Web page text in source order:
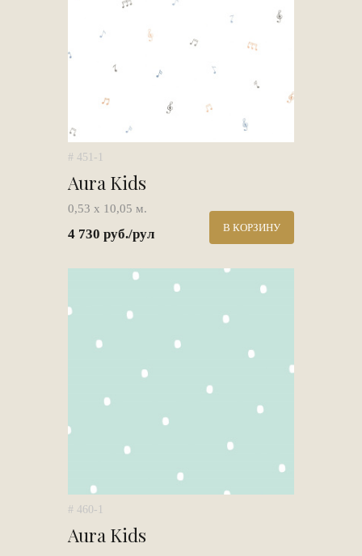
# 451-1
Aura Kids
0,53 х 10,05 м.
4 730 руб./рул В КОРЗИНУ
# 460-1
Aura Kids